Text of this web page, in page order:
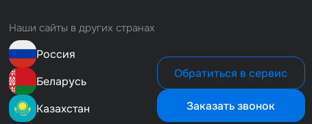
Наши сайты в других странах
Россия
Беларусь
Казахстан
Обратиться в сервис
Заказать звонок